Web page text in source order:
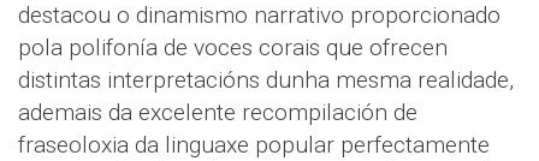
destacou o dinamismo narrativo proporcionado
pola polifonía de voces corais que ofrecen
distintas interpretacións dunha mesma realidade,
ademais da excelente recompilación de
fraseoloxia da linguaxe popular perfectamente